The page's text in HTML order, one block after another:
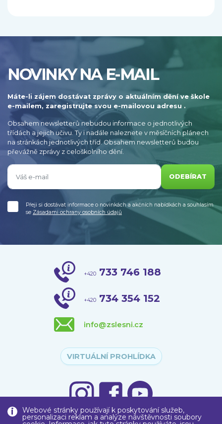
Webové stránky používají k poskytování služeb,
personalizaci reklam a analýze návštěvnosti soubory
NOVINKY NA E-MAIL
Máte-li zájem dostávat zprávy o aktuálním dění ve škole
e-mailem, zaregistrujte svou e-mailovou adresu .
Obsahem newsletterů nebudou informace o jednotlivých
třídách a jejich učivu. Ty i nadále naleznete v měsíčních plánech
na stránkách jednotlivých tříd. Obsahem newsletterů budou
převážně zprávy z celoškolního dění.
ODEBÍRAT
Přeji si dostávat informace o novinkách a akčních nabídkách a souhlasím
se Zásadami ochrany osobních údajů
+420 733 746 188
+420 734 354 152
info@zslesni.cz
VIRTUÁLNÍ PROHLÍDKA